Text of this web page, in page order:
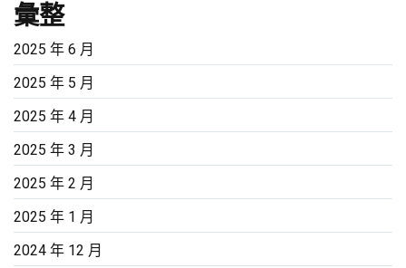
彙整
2025 年 6 月
2025 年 5 月
2025 年 4 月
2025 年 3 月
2025 年 2 月
2025 年 1 月
2024 年 12 月